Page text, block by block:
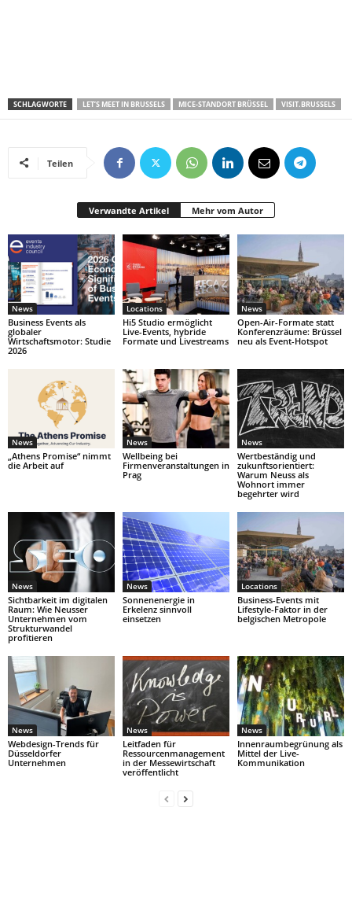
SCHLAGWORTE LET’S MEET IN BRUSSELS MICE-STANDORT BRÜSSEL VISIT.BRUSSELS
Teilen
Verwandte Artikel Mehr vom Autor
News
Business Events als
globaler
Wirtschaftsmotor: Studie
2026
Locations
Hi5 Studio ermöglicht
Live-Events, hybride
Formate und Livestreams
News
Open-Air-Formate statt
Konferenzräume: Brüssel
neu als Event-Hotspot
News
„Athens Promise“ nimmt
die Arbeit auf
News
Wellbeing bei
Firmenveranstaltungen in
Prag
News
Wertbeständig und
zukunftsorientiert:
Warum Neuss als
Wohnort immer
begehrter wird
News
Sichtbarkeit im digitalen
Raum: Wie Neusser
Unternehmen vom
Strukturwandel
profitieren
News
Sonnenenergie in
Erkelenz sinnvoll
einsetzen
Locations
Business-Events mit
Lifestyle-Faktor in der
belgischen Metropole
News
Webdesign-Trends für
Düsseldorfer
Unternehmen
News
Leitfaden für
Ressourcenmanagement
in der Messewirtschaft
veröffentlicht
News
Innenraumbegrünung als
Mittel der Live-
Kommunikation